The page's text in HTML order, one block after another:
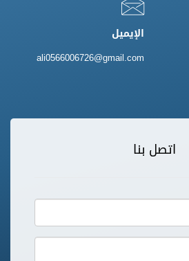
الإيميل
ali0566006726@gmail.com
اتصل بنا